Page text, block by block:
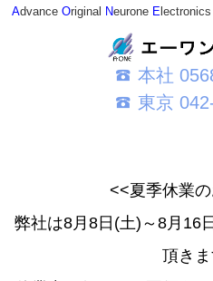
AdvanceOriginal Neurone E lectronics
本社
東京
<<夏季休業
弊社は8月8日(土)～8月16
頂きま